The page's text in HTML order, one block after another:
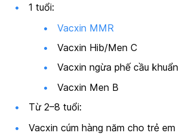
1 tuổi:
Vacxin MMR
Vacxin Hib/Men C
Vacxin ngừa phế cầu khuẩn
Vacxin Men B
Từ 2–8 tuổi:
Vacxin cúm hàng năm cho trẻ em